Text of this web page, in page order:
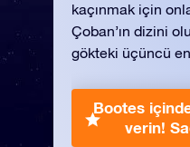
kaçınmak için
Çoban’ın dizini
gökteki üçüncü en
Bootes
verin!